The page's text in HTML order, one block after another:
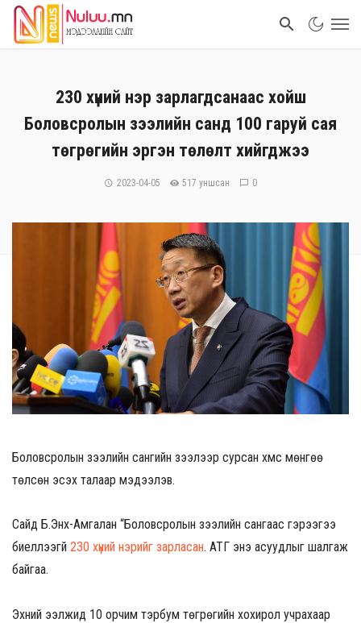
230 хүний нэр зарлагдсанаас хойш
Боловсролын зээлийн санд 100 гаруй сая
төгрөгийн эргэн төлөлт хийгджээ
2023-04-05 517 уншсан 0
Боловсролын зээлийн сангийн зээлээр сурсан хүмүүс мөнгөө
төлсөн эсэх талаар мэдээлэв.
Сайд Б.Энх-Амгалан “Боловсролын зээлийн сангаас гэрээгээ
биелүүлээгүй 230 хүний нэрийг зарласан. АТГ энэ асуудлыг шалгаж
байгаа.
Эхний ээлжид 10 орчим тэрбум төгрөгийн хохирол учрахаар